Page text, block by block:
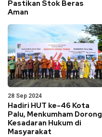
Pastikan Stok Beras
Aman
28 Sep 2024
Hadiri HUT ke-46 Kota
Palu, Menkumham Dorong
Kesadaran Hukum di
Masyarakat